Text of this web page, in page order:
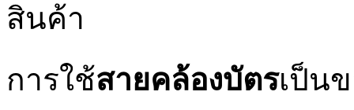
สินค้า
การใช้สายคล้องบัตรเป็น